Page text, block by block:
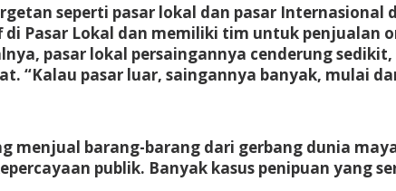
seperti pasar lokal dan pasar
Pasar Lokal dan memiliki tim untuk penjualan
pasar lokal persaingannya cenderung
“Kalau pasar luar, saingannya banyak, mulai
menjual barang-barang dari gerbang dunia
publik. Banyak kasus penipuan yang